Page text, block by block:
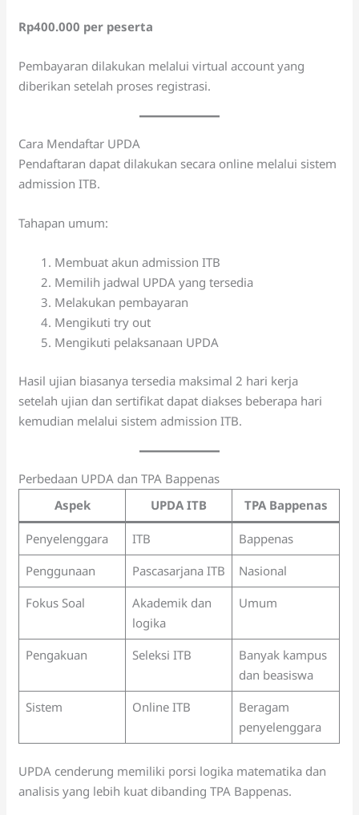
Rp400.000 per peserta
Pembayaran dilakukan melalui virtual account yang
diberikan setelah proses registrasi.
Cara Mendaftar UPDA
Pendaftaran dapat dilakukan secara online melalui sistem
admission ITB.
Tahapan umum:
Membuat akun admission ITB
Memilih jadwal UPDA yang tersedia
Melakukan pembayaran
Mengikuti try out
Mengikuti pelaksanaan UPDA
Hasil ujian biasanya tersedia maksimal 2 hari kerja
setelah ujian dan sertifikat dapat diakses beberapa hari
kemudian melalui sistem admission ITB.
Perbedaan UPDA dan TPA Bappenas
Aspek
UPDA ITB TPA Bappenas
Penyelenggara ITB
Bappenas
Penggunaan
Pascasarjana ITB
Nasional
Fokus Soal
Akademik dan
logika
Umum
Pengakuan Seleksi ITB
Banyak kampus
dan beasiswa
Sistem
Online ITB
Beragam
penyelenggara
UPDA cenderung memiliki porsi logika matematika dan
analisis yang lebih kuat dibanding TPA Bappenas.